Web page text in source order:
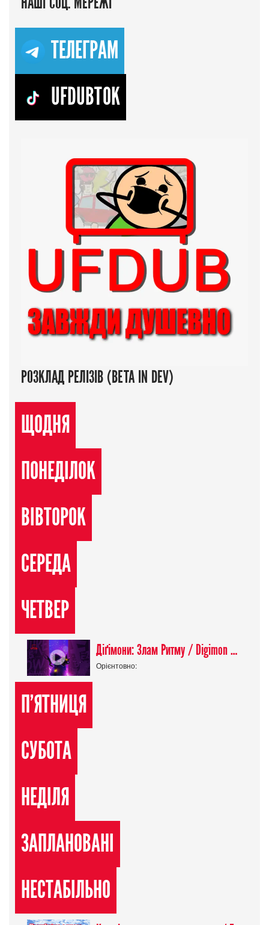
ТЕЛЕГРАМ
UFDUBTOK
РОЗКЛАД РЕЛІЗІВ (BETA IN DEV)
ЩОДНЯ
ПОНЕДІЛОК
ВІВТОРОК
СЕРЕДА
ЧЕТВЕР
Діґімони: Злам Ритму / Digimon Beatbreak
Орієнтовно:
П'ЯТНИЦЯ
СУБОТА
НЕДІЛЯ
ЗАПЛАНОВАНІ
НЕСТАБІЛЬНО